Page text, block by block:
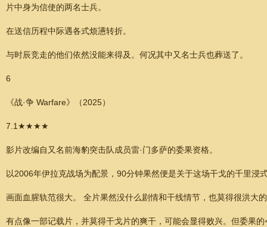
片中身为信使的两名士兵。
在送信历程中际遇各式烦懑转折。
与时辰竞走的他们依然没能来得及。何况其中又名士兵也葬送了。
6
《战·争 Warfare》（2025）
7.1★★★★
影片改编自又名前海豹突击队成员雷·门多萨的委果资格。
以2006年伊拉克战场为配景，90分钟果然便是关于这场干戈的千里浸
画面血腥轨范很大。 全片果然没什么剧情和干线情节，也莫得很洪大
有点像一部记载片，并莫得干戈片的爽干，可能会显得败兴。但委果